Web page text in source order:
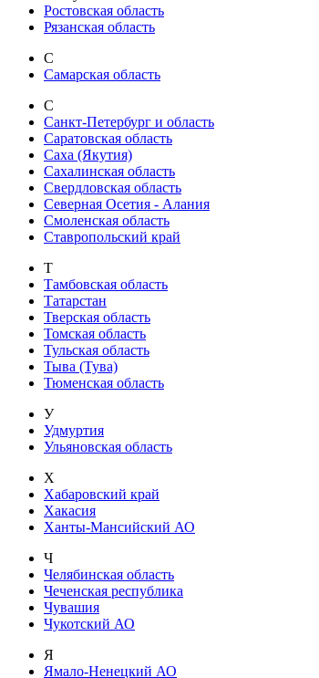
Ростовская область
Рязанская область
С
Самарская область
С
Санкт-Петербург и область
Саратовская область
Саха (Якутия)
Сахалинская область
Свердловская область
Северная Осетия - Алания
Смоленская область
Ставропольский край
Т
Тамбовская область
Татарстан
Тверская область
Томская область
Тульская область
Тыва (Тува)
Тюменская область
У
Удмуртия
Ульяновская область
Х
Хабаровский край
Хакасия
Ханты-Мансийский АО
Ч
Челябинская область
Чеченская республика
Чувашия
Чукотский АО
Я
Ямало-Ненецкий АО